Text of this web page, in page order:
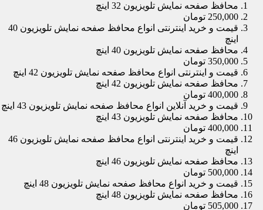
محافظ صفحه نمایش تلویزیون 32 اینچ
250,000 تومان
قیمت و خرید اینترنتی انواع محافظ صفحه نمایش تلویزیون 40
اینچ
محافظ صفحه نمایش تلویزیون 40 اینچ
350,000 تومان
قیمت و اینترنتی انواع محافظ صفحه نمایش تلویزیون 42 اینچ
محافظ صفحه نمایش تلویزیون 42 اینچ
400,000 تومان
قیمت و خرید آنلاین انواع محافظ صفحه نمایش تلویزیون 43 اینچ
محافظ صفحه نمایش تلویزیون 43 اینچ
400,000 تومان
قیمت و خرید اینترنتی انواع محافظ صفحه نمایش تلویزیون 46
اینچ
محافظ صفحه نمایش تلویزیون 46 اینچ
500,000 تومان
قیمت و خرید انواع محافظ صفحه نمایش تلویزیون 48 اینچ
محافظ صفحه نمایش تلویزیون 48 اینچ
505,000 تومان